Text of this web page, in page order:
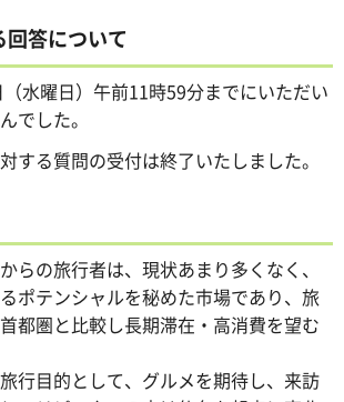
答について
水曜日）午前11時59分までにいただい
でした。
する質問の受付は終了いたしました。
らの旅行者は、現状あまり多くなく、
ポテンシャルを秘めた市場であり、旅
都圏と比較し長期滞在・高消費を望む
行目的として、グルメを期待し、来訪